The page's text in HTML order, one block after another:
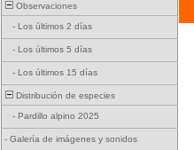
Observaciones
- Los últimos 2 días
- Los últimos 5 días
- Los últimos 15 días
Distribución de especies
- Pardillo alpino 2025
- Galería de imágenes y sonidos